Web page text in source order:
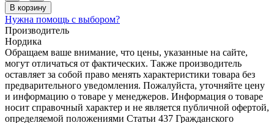
В корзину
Нужна помощь с выбором?
Производитель
Нордика
Обращаем ваше внимание, что цены, указанные на сайте,
могут отличаться от фактических. Также производитель
оставляет за собой право менять характеристики товара без
предварительного уведомления. Пожалуйста, уточняйте цену
и информацию о товаре у менеджеров. Информация о товаре
носит справочный характер и не является публичной офертой,
определяемой положениями Статьи 437 Гражданского